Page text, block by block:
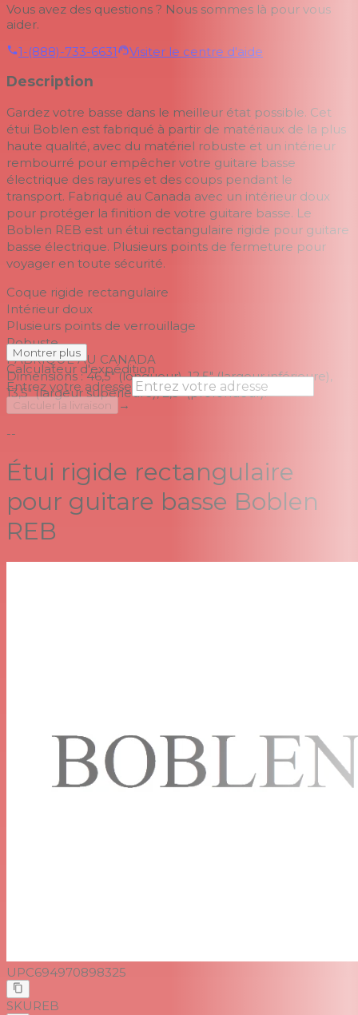
Vous avez des questions ? Nous sommes là pour vous
aider.
1-(888)-733-6631
Visiter le centre d'aide
Description
Gardez votre basse dans le meilleur état possible. Cet
étui Boblen est fabriqué à partir de matériaux de la plus
haute qualité, avec du matériel robuste et un intérieur
rembourré pour empêcher votre guitare basse
électrique des rayures et des coups pendant le
transport. Fabriqué au Canada avec un intérieur doux
pour protéger la finition de votre guitare basse. Le
Boblen REB est un étui rectangulaire rigide pour guitare
basse électrique. Plusieurs points de fermeture pour
voyager en toute sécurité.
Coque rigide rectangulaire
Intérieur doux
Plusieurs points de verrouillage
Robuste
FABRIQUÉ AU CANADA
Dimensions : 46,5" (longueur), 12,5" (largeur inférieure),
13,5" (largeur supérieure), 2,5" (profondeur).
Montrer plus
Calculateur d'expédition
Entrez votre adresse
Calculer la livraison
→
--
Étui rigide rectangulaire
pour guitare basse Boblen
REB
UPC694970898325
SKU REB